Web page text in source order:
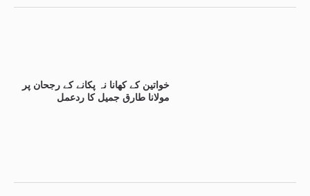
خواتین کے کھانا نہ پکانے کے رجحان پر
مولانا طارق جمیل کا ردعمل